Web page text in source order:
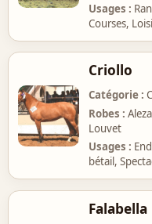
Usages
Courses,
Criollo
Catégorie
Robes
Louvet
Usages
bétail,
Falabella